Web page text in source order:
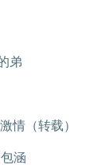
弟
情（转载）
涵